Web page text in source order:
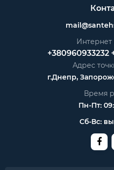
Интернет
+380960933232
Адрес
г.Днепр,
Время
Пн-Пт:
Сб-Вс: